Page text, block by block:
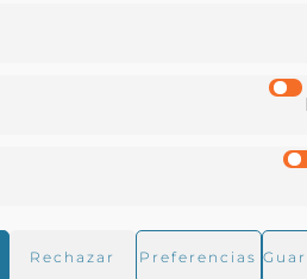
Rechazar Preferencias